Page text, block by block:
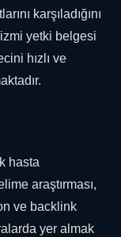
karşıladığını
yetki belgesi
hızlı ve
hasta
araştırması,
ve backlink
yer almak